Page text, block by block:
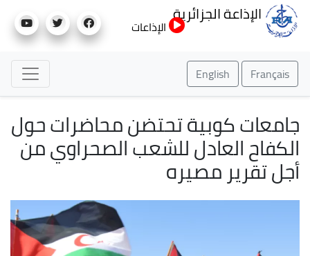
إلى
الإذاعة الجزائرية
الإذاعات
Français
English
جامعات كوبية تحتضن محاضرات حول
الكفاح العادل للشعب الصحراوي من
أجل تقرير مصيره